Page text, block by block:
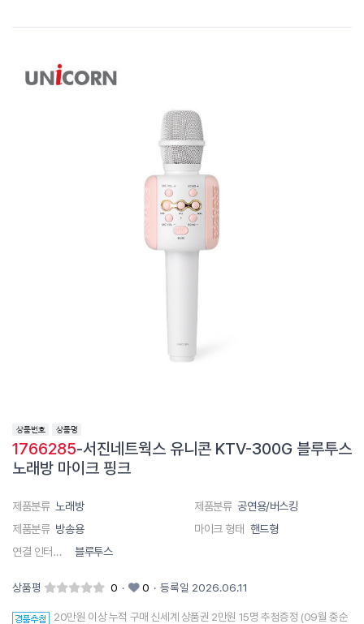
1766285-서진네트웍스 유니콘 KTV-300G 블루투스
노래방 마이크 핑크
제품분류 노래방 제품분류 공연용/버스킹
제품분류 방송용 마이크 형태 핸드형
연결 인터페이스
블루투스
상품평 0 · 0 · 등록일 2026.06.11
20만원 이상 누적 구매 신세계 상품권 2만원 15명 추첨증정 (09월 중순